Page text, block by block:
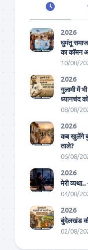
2026
घुमंतू समाज
का कॉमन
10/08/
2026
गुलामी में
ध्यानचंद
08/08/
2026
कब खुलेंगे
ताले?
06/08/
2026
मेरी
04/08/
2026
बुंदेलखंड
02/08/